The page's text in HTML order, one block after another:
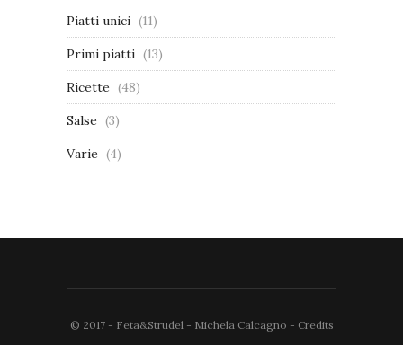
Piatti unici (11)
Primi piatti (13)
Ricette (48)
Salse (3)
Varie (4)
© 2017 - Feta&Strudel - Michela Calcagno - Credits